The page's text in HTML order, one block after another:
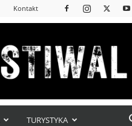
Kontakt
TURYSTYKA